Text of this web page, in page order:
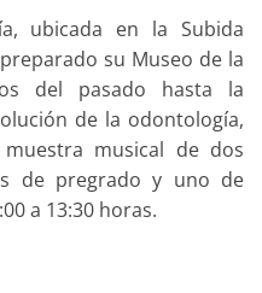
ubicada en la Subida
su Museo de la
del pasado hasta la
de la odontología,
musical de dos
de pregrado y uno de
a 13:30 horas.